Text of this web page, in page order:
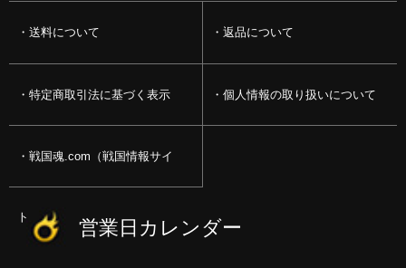
送料について 返品について
特定商取引法に基づく表示 個人情報の取り扱いについて
戦国魂.com（戦国情報サイ
ト） 営業日カレンダー